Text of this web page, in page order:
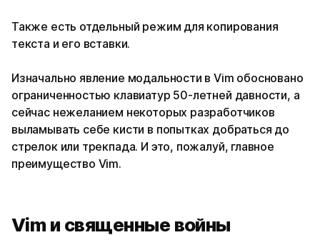
Также есть отдельный режим для копирования
текста и его вставки.
Изначально явление модальности в Vim обосновано
ограниченностью клавиатур 50-летней давности, а
сейчас нежеланием некоторых разработчиков
выламывать себе кисти в попытках добраться до
стрелок или трекпада. И это, пожалуй, главное
преимущество Vim.
Vim и священные войны